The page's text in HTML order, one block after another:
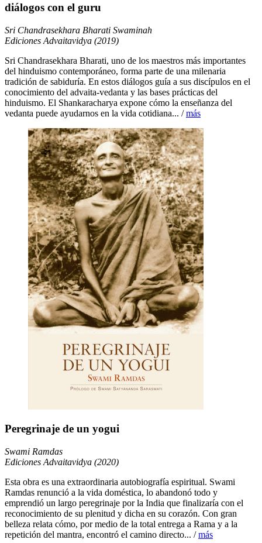
diálogos con el guru
Sri Chandrasekhara Bharati Swaminah
Ediciones Advaitavidya (2019)
Sri Chandrasekhara Bharati, uno de los maestros más importantes
del hinduismo contemporáneo, forma parte de una milenaria
tradición de sabiduría. En estos diálogos guía a sus discípulos en el
conocimiento del advaita-vedanta y las bases prácticas del
hinduismo. El Shankaracharya expone cómo la enseñanza del
vedanta puede ayudarnos en la vida cotidiana... /más
Peregrinaje de un yogui
Swami Ramdas
Ediciones Advaitavidya (2020)
Esta obra es una extraordinaria autobiografía espiritual. Swami
Ramdas renunció a la vida doméstica, lo abandonó todo y
emprendió un largo peregrinaje por la India que finalizaría con el
reconocimiento de su plenitud y dicha en su corazón. Con gran
belleza relata cómo, por medio de la total entrega a Rama y a la
repetición del mantra, encontró el camino directo... /más